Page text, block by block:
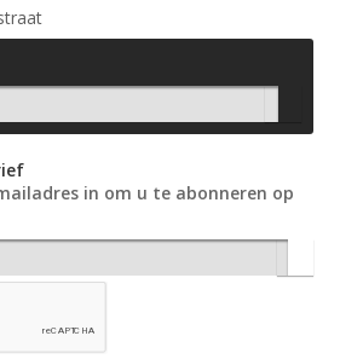
in om u te abonneren op